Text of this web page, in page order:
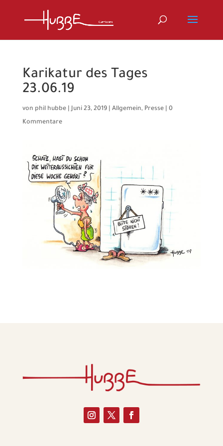
Karikatur des Tages
23.06.19
von phil hubbe|Juni 23, 2019| Allgemein, Presse| 0
Kommentare